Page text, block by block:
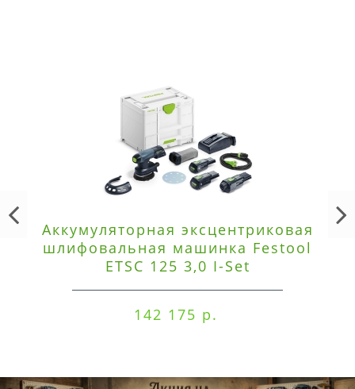
Аккумуляторная эксцентриковая
шлифовальная машинка Festool
ETSC 125 3,0 I-Set
142 175 р.